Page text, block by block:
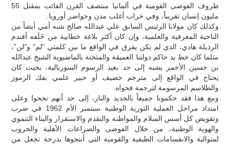
ظروف الفوضى القومية في ألمانيا منتصف القرن الفائت بمقتل 55
مليون إنسان تقريباً، وفي خراب أغلب مدن وحواضر أوروبا.
وكذلك كان مولانا الرئيس السابق علي عبدالله صالح شبه أمي أيضاً من
الناحية المعرفية والعلمية، وإن كان أكثر بلاغة خطابية من خَلَفه أفندم
الرذيلة هادي، الذي لم يكن يفرق في الواقع ما بين كلمتي "لم" و"لن"،
مثلما كان خط يد حاكم دولتنا العميقة والمثخنة بالماضيوية الشيخ عبدالله
بن حسين الأحمر يشبه إلى حد بعيد الرسوم السوريالية، بحيث كان
يحتاج في الواقع إلى مترجم حصيف أو خبير علمي بفك الرموز
والطلاسم المرسومة لترجمة فحواه.
ومع هذا فقد حكمونا جميعاً بالحديد والنار، إلى حد أنهم نجحوا وعلى
امتداد مراحل العملية الثورية الوطنية سبتمبر الأم 1962 في ضرب
وتقويض كل أسس السلام والمواطنة والتقدم والاستقرار والبناء التنموي
والهوية الوطنية، من خلال الفوضى والصراعات الأهلية والحروب
لمتوالية والانقسامات الطبقية والقومية التي أنتجوها بدرجة تجعل من